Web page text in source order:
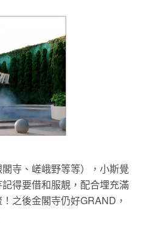
寺、嵯峨野等等），小斯覺
得要借和服靚，配合埋充滿
之後金閣寺仍好GRAND，